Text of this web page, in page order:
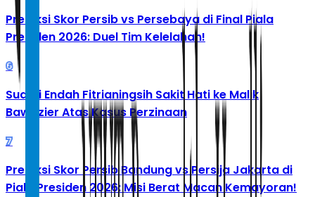
Prediksi Skor Persib vs Persebaya di Final Piala
Presiden 2026: Duel Tim Kelelahan!
6
Suami Endah Fitrianingsih Sakit Hati ke Malik
Bawazier Atas Kasus Perzinaan
7
Prediksi Skor Persib Bandung vs Persija Jakarta di
Piala Presiden 2026: Misi Berat Macan Kemayoran!